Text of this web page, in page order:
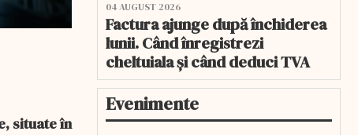
situate în
04 AUGUST 2026
Factura ajunge după închiderea
lunii. Când înregistrezi
cheltuiala și când deduci TVA
Evenimente